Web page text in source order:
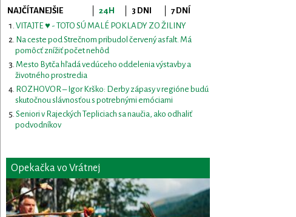
NAJČÍTANEJŠIE 24H 3 DNI
7 DNÍ
VITAJTE ♥ - TOTO SÚ MALÉ POKLADY ZO ŽILINY
Na ceste pod Strečnom pribudol červený asfalt. Má
pomôcť znížiť počet nehôd
Mesto Bytča hľadá vedúceho oddelenia výstavby a
životného prostredia
ROZHOVOR – Igor Krško: Derby zápasy v regióne budú
skutočnou slávnosťou s potrebnými emóciami
Seniori v Rajeckých Tepliciach sa naučia, ako odhaliť
podvodníkov
Opekačka vo Vrátnej